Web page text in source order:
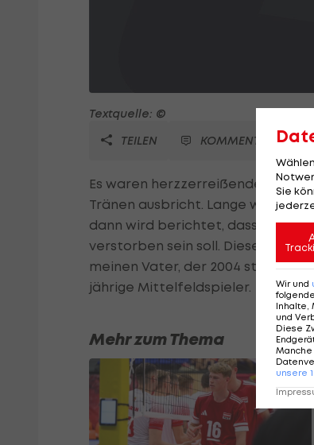
Textquelle: ©
TEILEN
KOMMENTARE
Es waren herzzerreißende Bilder
Tränen ausbricht. Lange wird
dann wird berichtet, dass Serey
verstorben sein soll. Dieses
meinen Vater, der 2004 starb
jährige Mittelfeldspieler.
Mehr zum Thema
Sie
Wir und
Inhalte,
und
Diese
unsere